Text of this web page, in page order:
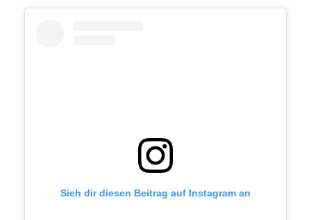
Sieh dir diesen Beitrag auf Instagram an